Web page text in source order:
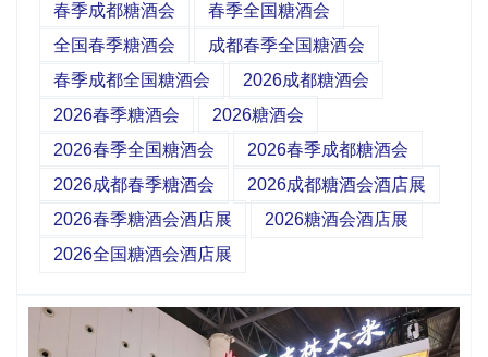
春季成都糖酒会
春季全国糖酒会
全国春季糖酒会
成都春季全国糖酒会
春季成都全国糖酒会
2026成都糖酒会
2026春季糖酒会
2026糖酒会
2026春季全国糖酒会
2026春季成都糖酒会
2026成都春季糖酒会
2026成都糖酒会酒店展
2026春季糖酒会酒店展
2026糖酒会酒店展
2026全国糖酒会酒店展